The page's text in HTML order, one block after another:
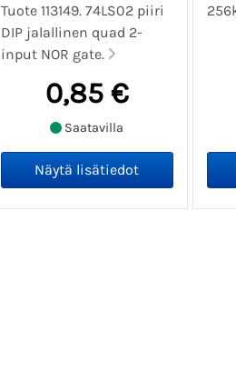
Tuote 113149. 74LS02 piiri
DIP jalallinen quad 2-
input NOR gate.
0,85 €
Saatavilla